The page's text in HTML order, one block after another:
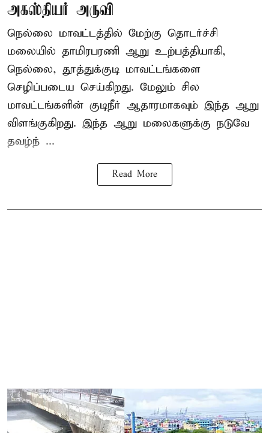
அகஸ்தியர் அருவி
நெல்லை மாவட்டத்தில் மேற்கு தொடர்ச்சி
மலையில் தாமிரபரணி ஆறு உற்பத்தியாகி,
நெல்லை, தூத்துக்குடி மாவட்டங்களை
செழிப்படைய செய்கிறது. மேலும் சில
மாவட்டங்களின் குடிநீர் ஆதாரமாகவும் இந்த ஆறு
விளங்குகிறது. இந்த ஆறு மலைகளுக்கு நடுவே
தவழ்ந் ...
Read More